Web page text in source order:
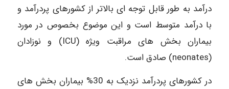
درآمد به طور قابل توجه ای بالاتر از کشورهای پردرآمد و
با درآمد متوسط است و این موضوع بخصوص در مورد
بیماران بخش های مراقبت ویژه (ICU) و نوزادان
(neonates) صادق است.
در کشورهای پردرآمد نزدیک به 30% بیماران بخش های